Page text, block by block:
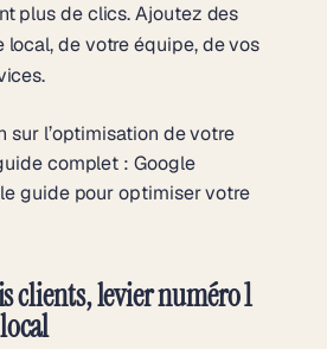
plus de clics. Ajoutez des
local, de votre équipe, de vos
sur l’optimisation de votre
complet : Google
guide pour optimiser votre
clients, levier numéro 1